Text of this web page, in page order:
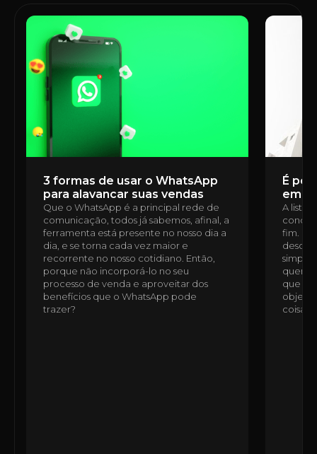
3 formas de usar o WhatsApp
para alavancar suas vendas
Que o WhatsApp é a principal rede de
comunicação, todos já sabemos, afinal, a
ferramenta está presente no nosso dia a
dia, e se torna cada vez maior e
recorrente no nosso cotidiano. Então,
porque não incorporá-lo no seu
processo de venda e aproveitar dos
benefícios que o WhatsApp pode
trazer?
É
em
A lista
fim. É
desde
quem
que
coisas,